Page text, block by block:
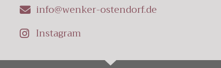
info@wenker-ostendorf.de
Instagram